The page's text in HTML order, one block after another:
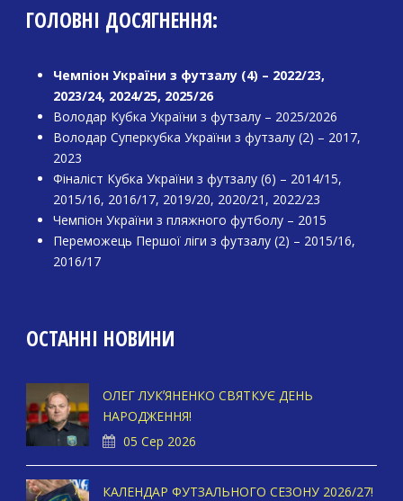
ГОЛОВНІ ДОСЯГНЕННЯ:
Чемпіон України з футзалу (4) – 2022/23,
2023/24, 2024/25, 2025/26
Володар Кубка України з футзалу – 2025/2026
Володар Суперкубка України з футзалу (2) – 2017,
2023
Фіналіст Кубка України з футзалу (6) – 2014/15,
2015/16, 2016/17, 2019/20, 2020/21, 2022/23
Чемпіон України з пляжного футболу – 2015
Переможець Першої ліги з футзалу (2) – 2015/16,
2016/17
ОСТАННІ НОВИНИ
ОЛЕГ ЛУКʼЯНЕНКО СВЯТКУЄ ДЕНЬ
НАРОДЖЕННЯ!
05 Сер 2026
КАЛЕНДАР ФУТЗАЛЬНОГО СЕЗОНУ 2026/27!